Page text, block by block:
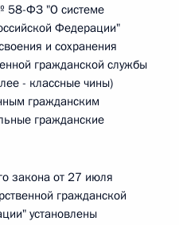
58-ФЗ "О системе
Федерации"
и сохранения
гражданской службы
- классные чины)
гражданским
гражданские
закона от 27 июля
гражданской
установлены